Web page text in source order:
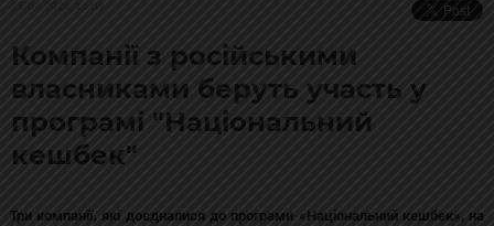
Компанії з російськими
власниками беруть участь у
програмі "Національний
кешбек"
Три компанії, які доєдналися до програми «Національний кешбек», на